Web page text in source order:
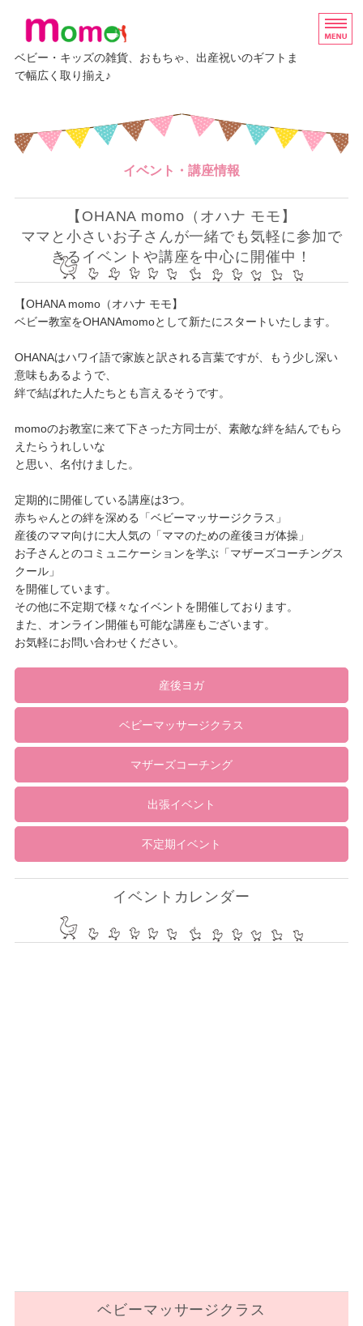
ベビー・キッズの雑貨、おもちゃ、出産祝いのギフトま
で幅広く取り揃え♪
グッズ
エルゴベビー
イベント・講座情報
イベント・講座情報
【OHANA momo（オハナ モモ】
ママと小さいお子さんが一緒でも気軽に参加で
きるイベントや講座を中心に開催中！
【OHANA momo（オハナ モモ】
ベビー教室をOHANAmomoとして新たにスタートいたします。
OHANAはハワイ語で家族と訳される言葉ですが、もう少し深い
意味もあるようで、
絆で結ばれた人たちとも言えるそうです。
momoのお教室に来て下さった方同士が、素敵な絆を結んでもら
えたらうれしいな
と思い、名付けました。
定期的に開催している講座は3つ。
赤ちゃんとの絆を深める「ベビーマッサージクラス」
産後のママ向けに大人気の「ママのための産後ヨガ体操」
お子さんとのコミュニケーションを学ぶ「マザーズコーチングス
クール」
を開催しています。
その他に不定期で様々なイベントを開催しております。
また、オンライン開催も可能な講座もございます。
お気軽にお問い合わせください。
産後ヨガ
ベビーマッサージクラス
マザーズコーチング
出張イベント
不定期イベント
イベントカレンダー
ベビーマッサージクラス